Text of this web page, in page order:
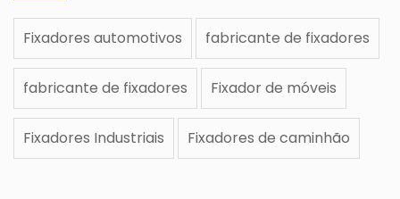
Fixadores automotivos fabricante de fixadores
fabricante de fixadores Fixador de móveis
Fixadores Industriais Fixadores de caminhão